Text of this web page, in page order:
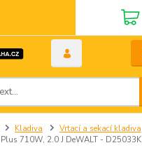
Kladiva
Vrtací a sekací kladiva
710W, 2.0 J DeWALT - D25033K